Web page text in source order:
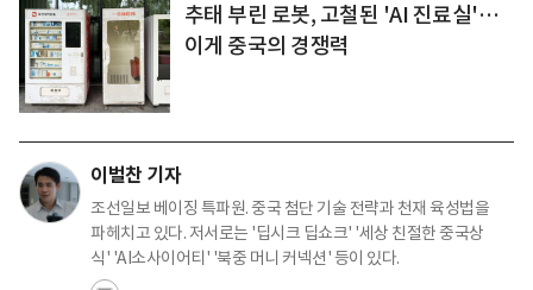
추태 부린 로봇, 고철된 'AI 진료실'…
이게 중국의 경쟁력
이벌찬 기자
조선일보 베이징 특파원. 중국 첨단 기술 전략과 천재 육성법을
파헤치고 있다. 저서로는 '딥시크 딥쇼크' '세상 친절한 중국상
식' 'AI소사이어티' '북중 머니 커넥션' 등이 있다.